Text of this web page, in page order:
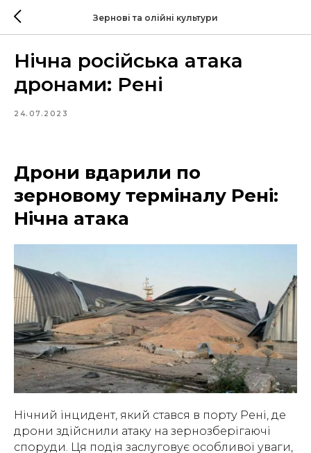
Зернові та олійні культури
Нічна російська атака
дронами: Рені
24.07.2023
Дрони вдарили по
зерновому терміналу Рені:
Нічна атака
Нічний інцидент, який стався в порту Рені, де
дрони здійснили атаку на зернозберігаючі
споруди. Ця подія заслуговує особливої уваги,